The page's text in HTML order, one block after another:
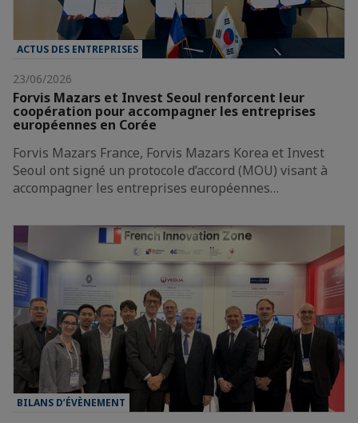
ACTUS DES ENTREPRISES
23/06/2026
Forvis Mazars et Invest Seoul renforcent leur
coopération pour accompagner les entreprises
européennes en Corée
Forvis Mazars France, Forvis Mazars Korea et Invest
Seoul ont signé un protocole d’accord (MOU) visant à
accompagner les entreprises européennes…
BILANS D’ÉVÈNEMENT